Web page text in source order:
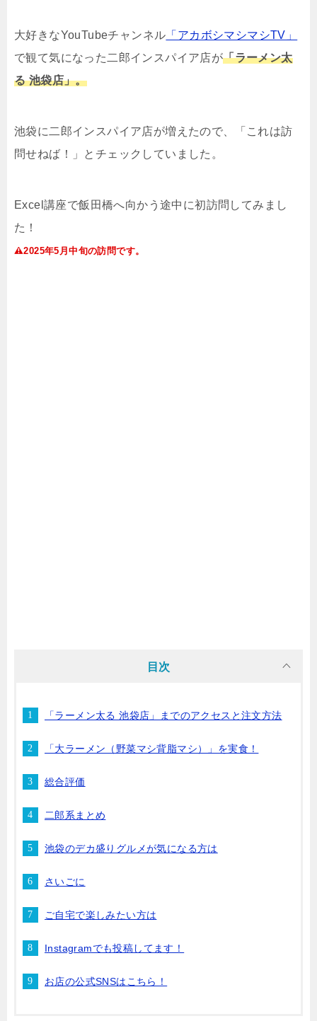
大好きなYouTubeチャンネル 「アカボシマシマシTV」
で観て気になった二郎インスパイア店が「ラーメン太
る 池袋店」。
池袋に二郎インスパイア店が増えたので、「これは訪
問せねば！」とチェックしていました。
Excel講座で飯田橋へ向かう途中に初訪問してみまし
た！
2025年5月中旬の訪問です。
目次
「ラーメン太る 池袋店」までのアクセスと注文方法
「大ラーメン（野菜マシ背脂マシ）」を実食！
総合評価
二郎系まとめ
池袋のデカ盛りグルメが気になる方は
さいごに
ご自宅で楽しみたい方は
Instagramでも投稿してます！
お店の公式SNSはこちら！